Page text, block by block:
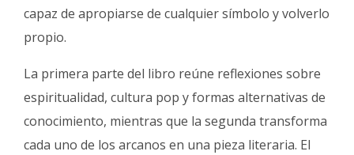
capaz de apropiarse de cualquier símbolo y volverlo
propio.
La primera parte del libro reúne reflexiones sobre
espiritualidad, cultura pop y formas alternativas de
conocimiento, mientras que la segunda transforma
cada uno de los arcanos en una pieza literaria. El